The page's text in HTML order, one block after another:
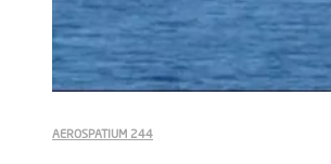
AEROSPATIUM 244